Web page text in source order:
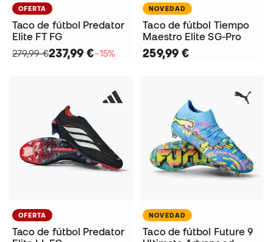
OFERTA
Taco de fútbol Predator
Elite FT FG
279,99 €237,99 €−15%
NOVEDAD
Taco de fútbol Tiempo
Maestro Elite SG-Pro
259,99 €
OFERTA
Taco de fútbol Predator
NOVEDAD
Taco de fútbol Future 9